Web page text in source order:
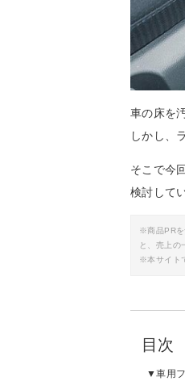
車の床を
しかし、
そこで今
検討して
※商品PRを
と、売上の
※本サイト
目次
車用